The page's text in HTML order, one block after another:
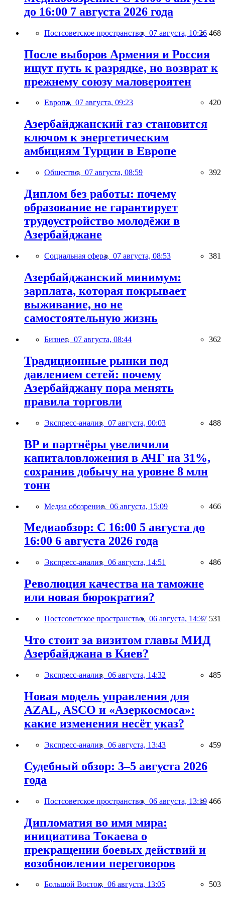
до 16:00 7 августа 2026 года
Постсоветское пространство, 07 августа, 10:26 468
После выборов Армения и Россия
ищут путь к разрядке, но возврат к
прежнему союзу маловероятен
Европа, 07 августа, 09:23 420
Азербайджанский газ становится
ключом к энергетическим
амбициям Турции в Европе
Общество, 07 августа, 08:59 392
Диплом без работы: почему
образование не гарантирует
трудоустройство молодёжи в
Азербайджане
Социальная сфера, 07 августа, 08:53 381
Азербайджанский минимум:
зарплата, которая покрывает
выживание, но не
самостоятельную жизнь
Бизнес, 07 августа, 08:44 362
Традиционные рынки под
давлением сетей: почему
Азербайджану пора менять
правила торговли
Экспресс-анализ, 07 августа, 00:03 488
BP и партнёры увеличили
капиталовложения в АЧГ на 31%,
сохранив добычу на уровне 8 млн
тонн
Медиа обозрение, 06 августа, 15:09 466
Медиаобзор: С 16:00 5 августа до
16:00 6 августа 2026 года
Экспресс-анализ, 06 августа, 14:51 486
Революция качества на таможне
или новая бюрократия?
Постсоветское пространство, 06 августа, 14:37 531
Что стоит за визитом главы МИД
Азербайджана в Киев?
Экспресс-анализ, 06 августа, 14:32 485
Новая модель управления для
AZAL, ASCO и «Азеркосмоса»:
какие изменения несёт указ?
Экспресс-анализ, 06 августа, 13:43 459
Судебный обзор: 3–5 августа 2026
года
Постсоветское пространство, 06 августа, 13:19 466
Дипломатия во имя мира:
инициатива Токаева о
прекращении боевых действий и
возобновлении переговоров
Большой Восток, 06 августа, 13:05 503